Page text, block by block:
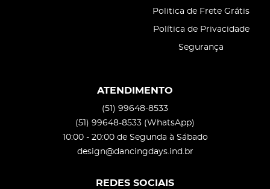
Politica de Frete Grátis
Política de Privacidade
Segurança
ATENDIMENTO
(51) 99648-8533
(51) 99648-8533 (WhatsApp)
10:00 - 20:00 de Segunda à Sábado
design@dancingdays.ind.br
REDES SOCIAIS